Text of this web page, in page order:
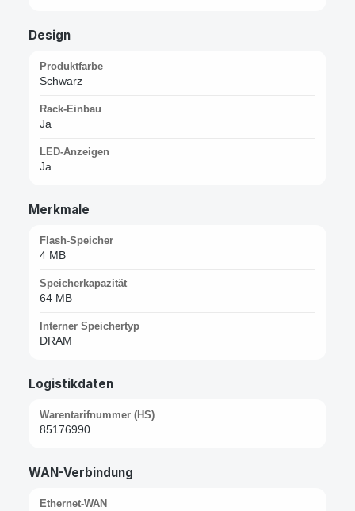
Design
Produktfarbe
Schwarz
Rack-Einbau
Ja
LED-Anzeigen
Ja
Merkmale
Flash-Speicher
4 MB
Speicherkapazität
64 MB
Interner Speichertyp
DRAM
Logistikdaten
Warentarifnummer (HS)
85176990
WAN-Verbindung
Ethernet-WAN